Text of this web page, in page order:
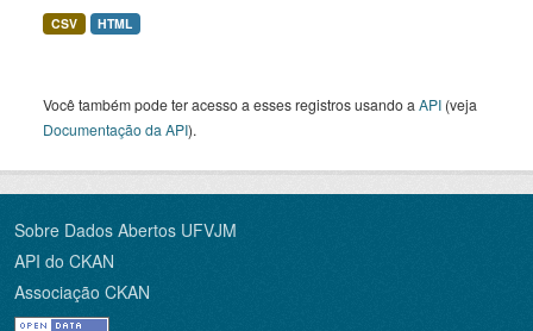
CSV HTML
Você também pode ter acesso a esses registros usando a API (veja
Documentação da API).
Sobre Dados Abertos UFVJM
API do CKAN
Associação CKAN